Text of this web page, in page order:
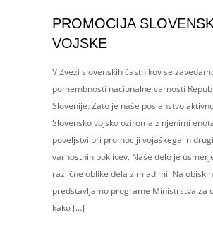
PROMOCIJA
VOJSKE
V Zvezi slovenskih častnikov se
pomembnosti nacionalne varnosti
Slovenije. Zato je naše poslanstvo
Slovensko vojsko oziroma z njenimi
poveljstvi pri promociji vojaškega in
varnostnih poklicev. Naše delo je
različne oblike dela z mladimi. Na
predstavljamo programe Ministrstva za
kako […]